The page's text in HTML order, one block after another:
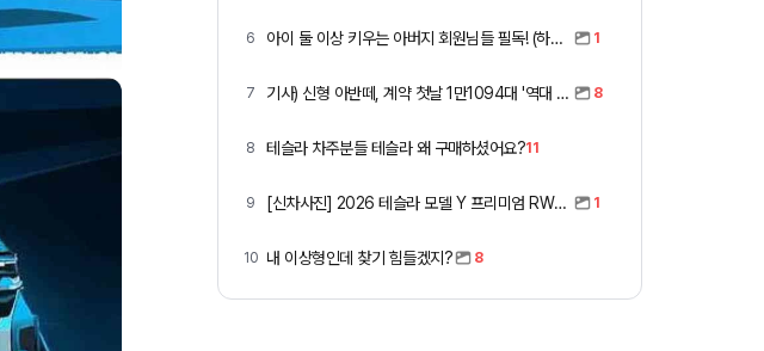
6 아이 둘 이상 키우는 아버지 회원님들 필독! (하이패스 할인) 1
7 기사) 신형 아반떼, 계약 첫날 1만1094대 '역대 최고' 8
8 테슬라 차주분들 테슬라 왜 구매하셨어요?11
9 [신차사진] 2026 테슬라 모델 Y 프리미엄 RWD (펄 화이트 + 블랙시트) 1
10 내 이상형인데 찾기 힘들겠지? 8